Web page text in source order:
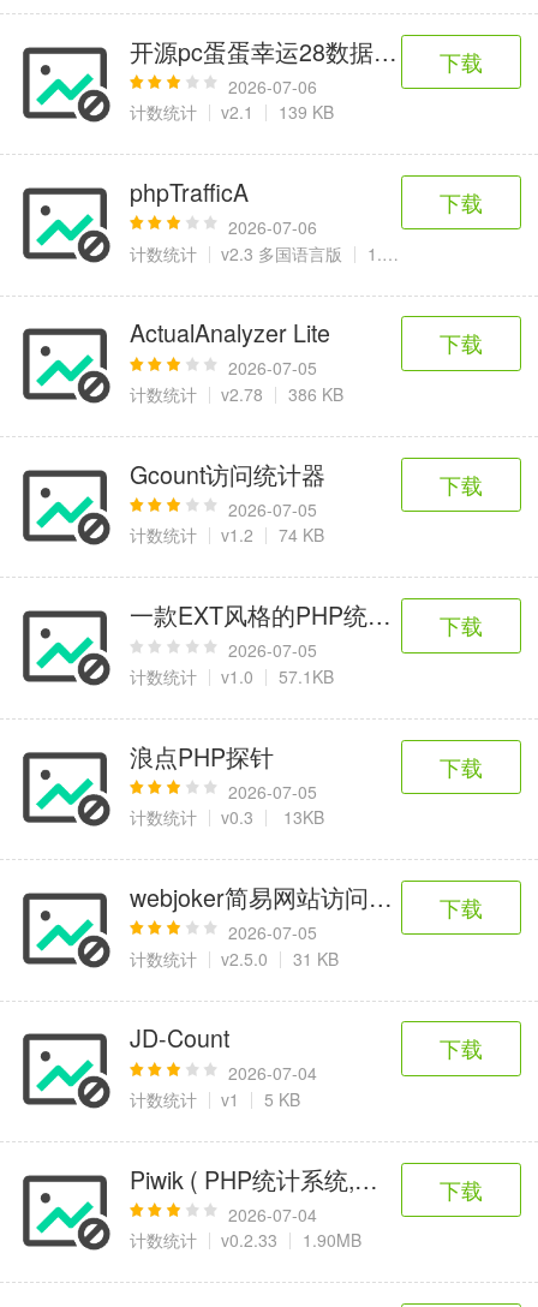
开源pc蛋蛋幸运28数据统计程序
2026-07-06
计数统计
v2.1 139 KB
下载
phpTrafficA
2026-07-06
计数统计
v2.3 多国语言版 1.67 MB
下载
ActualAnalyzer Lite
2026-07-05
计数统计
v2.78 386 KB
下载
Gcount访问统计器
2026-07-05
计数统计
v1.2 74 KB
下载
一款EXT风格的PHP统计图表插件
2026-07-05
计数统计
v1.0 57.1KB
下载
浪点PHP探针
2026-07-05
计数统计
v0.3 13KB
下载
webjoker简易网站访问统计系统
2026-07-05
计数统计
v2.5.0 31 KB
下载
JD-Count
2026-07-04
计数统计
v1 5 KB
下载
Piwik ( PHP统计系统,可以和GOOGLE
2026-07-04
计数统计
v0.2.33 1.90MB
下载